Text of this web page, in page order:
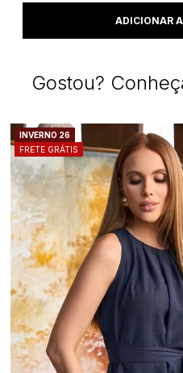
Gostou?
INVERNO 26
FRETE GRÁTIS